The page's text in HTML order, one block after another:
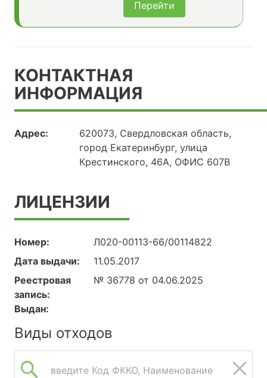
Перейти
КОНТАКТНАЯ
ИНФОРМАЦИЯ
Адрес:
620073, Свердловская область,
город Екатеринбург, улица
Крестинского, 46А, ОФИС 607В
ЛИЦЕНЗИИ
Номер:
Л020-00113-66/00114822
Дата выдачи:
11.05.2017
Реестровая
запись:
№ 36778 от 04.06.2025
Выдан:
Виды отходов
введите Код ФККО, Наименование